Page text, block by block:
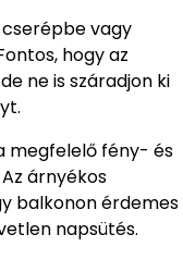
vagy
hogy az
ne is száradjon ki
megfelelő fény- és
árnyékos
balkonon érdemes
napsütés.